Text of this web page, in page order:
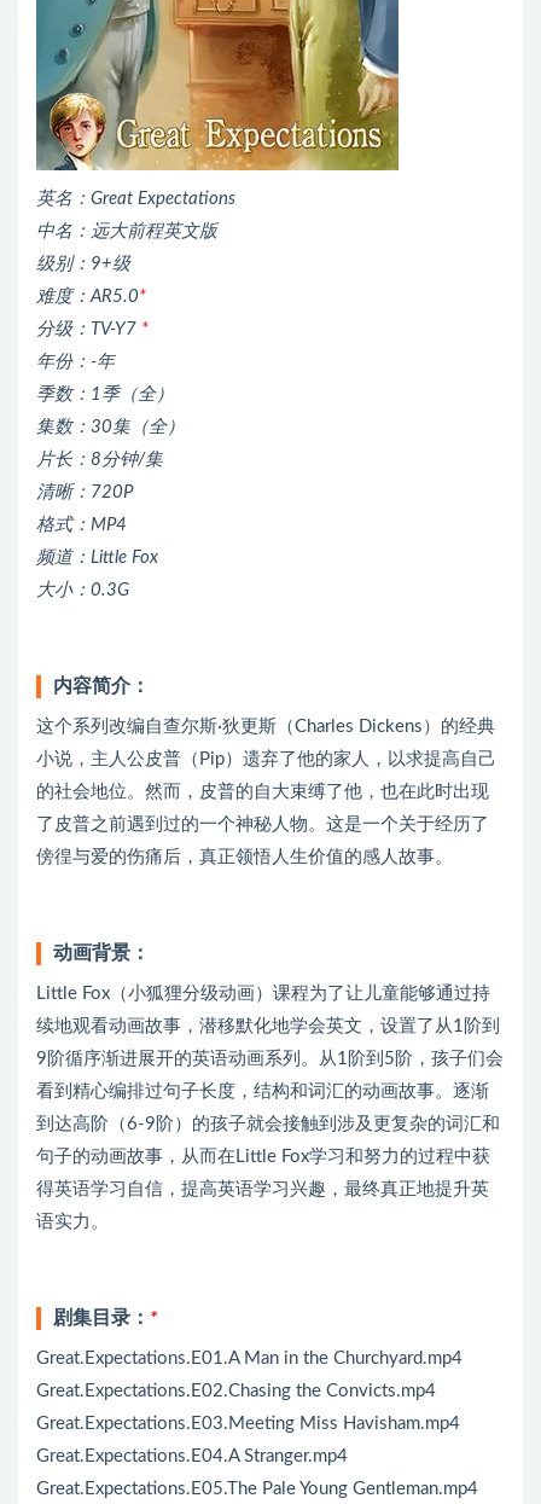
英名：Great Expectations
中名：远大前程英文版
级别：9+级
难度：AR5.0*
分级：TV-Y7 *
年份：-年
季数：1季（全）
集数：30集（全）
片长：8分钟/集
清晰：720P
格式：MP4
频道：Little Fox
大小：0.3G
内容简介：
这个系列改编自查尔斯·狄更斯（Charles Dickens）的经典
小说，主人公皮普（Pip）遗弃了他的家人，以求提高自己
的社会地位。然而，皮普的自大束缚了他，也在此时出现
了皮普之前遇到过的一个神秘人物。这是一个关于经历了
傍徨与爱的伤痛后，真正领悟人生价值的感人故事。
动画背景：
Little Fox（小狐狸分级动画）课程为了让儿童能够通过持
续地观看动画故事，潜移默化地学会英文，设置了从1阶到
9阶循序渐进展开的英语动画系列。从1阶到5阶，孩子们会
看到精心编排过句子长度，结构和词汇的动画故事。逐渐
到达高阶（6-9阶）的孩子就会接触到涉及更复杂的词汇和
句子的动画故事，从而在Little Fox学习和努力的过程中获
得英语学习自信，提高英语学习兴趣，最终真正地提升英
语实力。
剧集目录： *
Great.Expectations.E01.A Man in the Churchyard.mp4
Great.Expectations.E02.Chasing the Convicts.mp4
Great.Expectations.E03.Meeting Miss Havisham.mp4
Great.Expectations.E04.A Stranger.mp4
Great.Expectations.E05.The Pale Young Gentleman.mp4